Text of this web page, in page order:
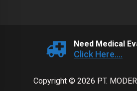
Need Medical
Click Here....
Copyright © 2026 PT.